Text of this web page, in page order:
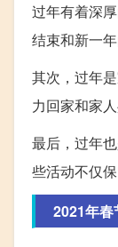
过年有着深
结束和新一
其次，过年
力回家和家
最后，过年
些活动不仅
2021年春